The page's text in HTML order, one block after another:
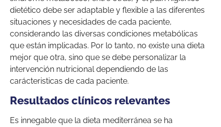
dietético debe ser adaptable y flexible a las diferentes
situaciones y necesidades de cada paciente,
considerando las diversas condiciones metabólicas
que están implicadas. Por lo tanto, no existe una dieta
mejor que otra, sino que se debe personalizar la
intervención nutricional dependiendo de las
carácteristicas de cada paciente.
Resultados clínicos relevantes
Es innegable que la dieta mediterránea se ha